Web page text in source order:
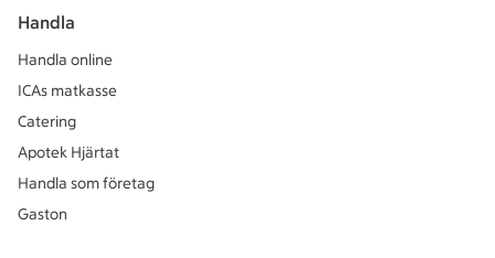
Handla
Handla online
ICAs matkasse
Catering
Apotek Hjärtat
Handla som företag
Gaston